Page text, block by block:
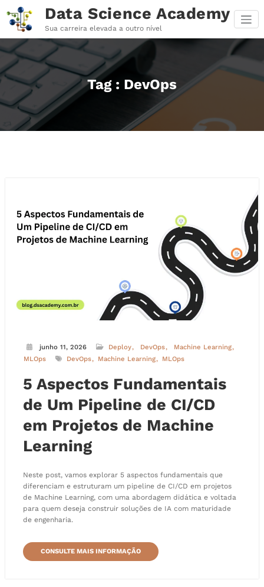
para
conteúdo
Data Science Academy
Sua carreira elevada a outro nível
Tag : DevOps
junho 11, 2026 Deploy DevOps
Machine Learning
MLOps
DevOps Machine Learning MLOps
5 Aspectos Fundamentais
de Um Pipeline de CI/CD
em Projetos de Machine
Learning
Neste post, vamos explorar 5 aspectos fundamentais que
diferenciam e estruturam um pipeline de CI/CD em projetos
de Machine Learning, com uma abordagem didática e voltada
para quem deseja construir soluções de IA com maturidade
de engenharia.
CONSULTE MAIS INFORMAÇÃO